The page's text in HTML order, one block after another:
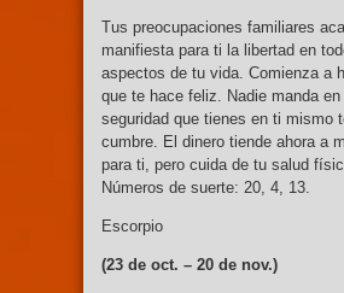
Tus preocupaciones familiares
manifiesta para ti la libertad en
aspectos de tu vida. Comienza a
que te hace feliz. Nadie manda
seguridad que tienes en ti mismo
cumbre. El dinero tiende ahora a
para ti, pero cuida de tu salud
Números de suerte: 20, 4, 13.
Escorpio
(23 de oct. – 20 de nov.)